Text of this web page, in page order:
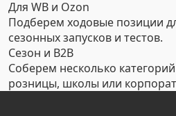
Для WB и Ozon
Подберем ходовые позиции
сезонных запусков и тестов.
Сезон и B2B
Соберем несколько категорий
розницы, школы или